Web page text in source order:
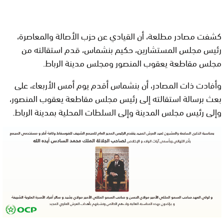
كشفت مصادر مطلعة، أن القيادي عن حزب الأصالة والمعاصرة،
رئيس مجلس المستشارين، حكيم بنشماس، قدم استقالته من
مجلس مقاطعة يعقوب المنصور ومجلس مدينة الرباط.
وأفادت ذات المصادر، أن بنشماس أقدم يوم أمس الأربعاء، على
بعث برسالة استقالته إلى رئيس مجلس مقاطعة يعقوب المنصور،
وإلى رئيس مجلس المدينة وإلى السلطات المحلية بمدينة الرباط.